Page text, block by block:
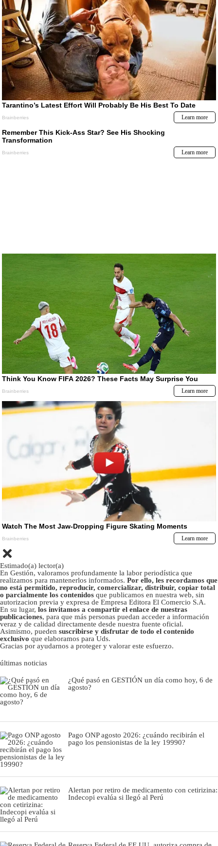
Estimado(a) lector(a)
En Gestión, valoramos profundamente la labor periodística que
realizamos para mantenerlos informados. Por ello, les recordamos que
no está permitido, reproducir, comercializar, distribuir, copiar total
o parcialmente los contenidos que publicamos en nuestra web, sin
autorizacion previa y expresa de Empresa Editora El Comercio S.A.
En su lugar, los invitamos a compartir el enlace de nuestras
publicaciones, para que más personas puedan acceder a información
veraz y de calidad directamente desde nuestra fuente oficial.
Asimismo, pueden suscribirse y disfrutar de todo el contenido
exclusivo que elaboramos para Uds.
Gracias por ayudarnos a proteger y valorar este esfuerzo.
últimas noticias
¿Qué pasó en GESTIÓN un día como hoy, 6 de
agosto?
Pago ONP agosto 2026: ¿cuándo recibirán el
pago los pensionistas de la ley 19990?
Alertan por retiro de medicamento con cetirizina:
Indecopi evalúa si llegó al Perú